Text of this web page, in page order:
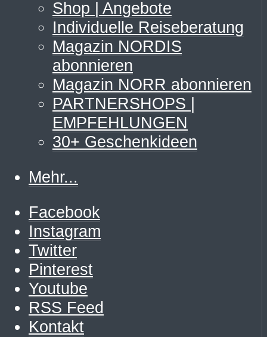
Shop | Angebote
Individuelle Reiseberatung
Magazin NORDIS
abonnieren
Magazin NORR abonnieren
PARTNERSHOPS |
EMPFEHLUNGEN
30+ Geschenkideen
Mehr...
Facebook
Instagram
Twitter
Pinterest
Youtube
RSS Feed
Kontakt